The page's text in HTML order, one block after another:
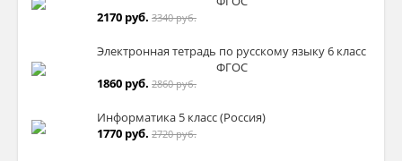
2170 руб. 3340 руб.
Электронная тетрадь по русскому языку 6 класс
ФГОС
1860 руб. 2860 руб.
Информатика 5 класс (Россия)
1770 руб. 2720 руб.